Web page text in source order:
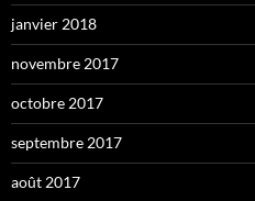
janvier 2018
novembre 2017
octobre 2017
septembre 2017
août 2017